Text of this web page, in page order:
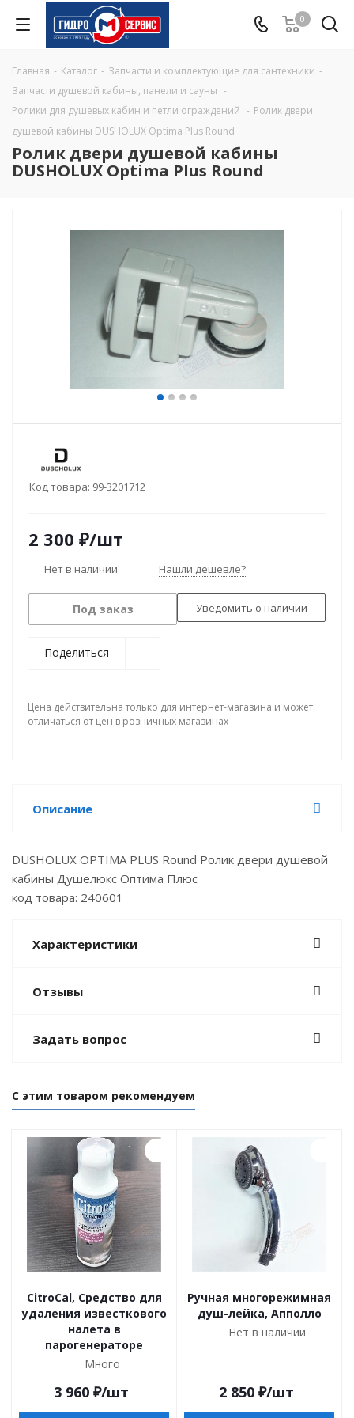
0
Главная - Каталог - Запчасти и комплектующие для сантехники -
Запчасти душевой кабины, панели и сауны -
Ролики для душевых кабин и петли ограждений - Ролик двери
душевой кабины DUSHOLUX Optima Plus Round
Ролик двери душевой кабины
DUSHOLUX Optima Plus Round
Код товара: 99-3201712
2 300 ₽/шт
Нет в наличии Нашли дешевле?
Под заказ Уведомить о наличии
Поделиться
Цена действительна только для интернет-магазина и может
отличаться от цен в розничных магазинах
Описание
DUSHOLUX OPTIMA PLUS Round Ролик двери душевой
кабины Душелюкс Оптима Плюс
код товара: 240601
Характеристики
Отзывы
Задать вопрос
С этим товаром рекомендуем
CitroCal, Средство для
удаления известкового
налета в
парогенераторе
Много
3 960 ₽/шт
Ручная многорежимная
душ-лейка, Апполло
Нет в наличии
2 850 ₽/шт